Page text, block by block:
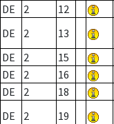
DE
2 12
DE
2 13
DE
2 15
DE
2 16
DE
2 18
DE
2 19